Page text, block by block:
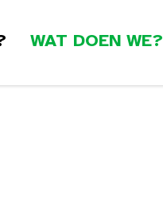
WAT DOEN WE?